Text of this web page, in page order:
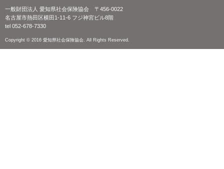
一般財団法人 愛知県社会保険協会 〒456-0022
名古屋市熱田区横田1-11-6 フジ神宮ビル8階
tel 052-678-7330
Copyright © 2016 愛知県社会保険協会. All Rights Reserved.